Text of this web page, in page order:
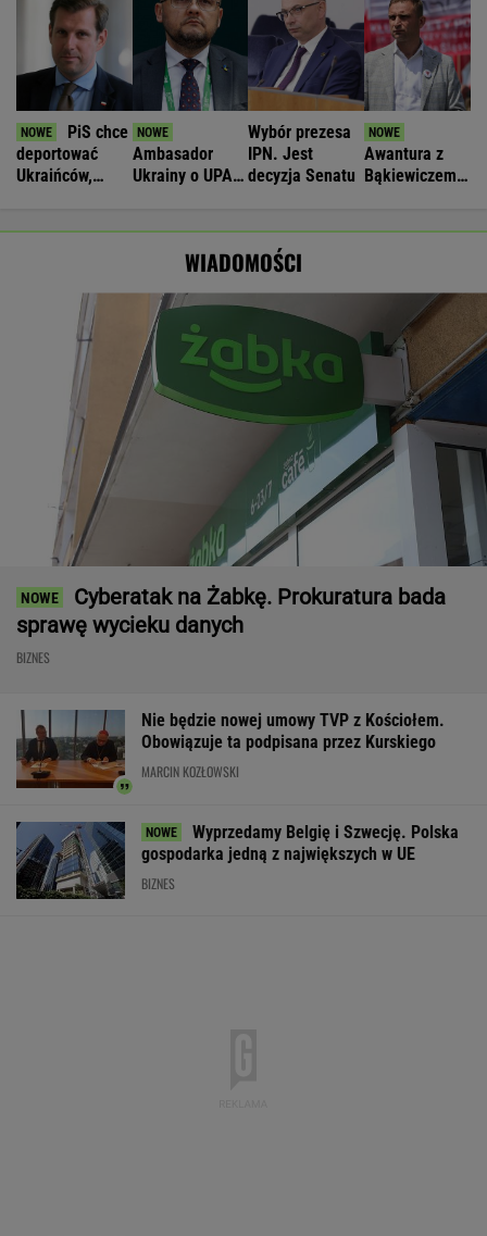
PiS chce
deportować
Ukraińców,
Ambasador
Ukrainy o UPA.
Wybór prezesa
IPN. Jest
decyzja Senatu
Awantura z
Bąkiewiczem
WIADOMOŚCI
Cyberatak na Żabkę. Prokuratura bada
sprawę wycieku danych
BIZNES
Nie będzie nowej umowy TVP z Kościołem.
Obowiązuje ta podpisana przez Kurskiego
MARCIN KOZŁOWSKI
Wyprzedamy Belgię i Szwecję. Polska
gospodarka jedną z największych w UE
BIZNES